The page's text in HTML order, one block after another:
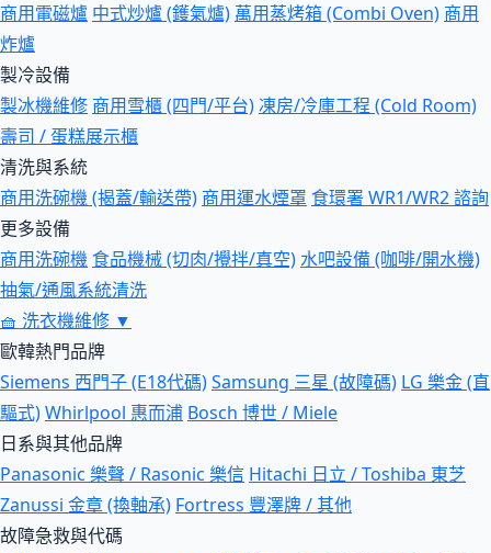
商用電磁爐 中式炒爐 (鑊氣爐) 萬用蒸烤箱 (Combi Oven) 商用
炸爐
製冷設備
製冰機維修 商用雪櫃 (四門/平台)凍房/冷庫工程 (Cold Room)
壽司 / 蛋糕展示櫃
清洗與系統
商用洗碗機 (揭蓋/輸送帶) 商用運水煙罩 食環署 WR1/WR2 諮詢
更多設備
商用洗碗機 食品機械 (切肉/攪拌/真空)水吧設備 (咖啡/開水機)
抽氣/通風系統清洗
🧺 洗衣機維修 ▼
歐韓熱門品牌
Siemens 西門子 (E18代碼)Samsung 三星 (故障碼) LG 樂金 (直
驅式)Whirlpool 惠而浦 Bosch 博世 / Miele
日系與其他品牌
Panasonic 樂聲 / Rasonic 樂信 Hitachi 日立 / Toshiba 東芝
Zanussi 金章 (換軸承) Fortress 豐澤牌 / 其他
故障急救與代碼